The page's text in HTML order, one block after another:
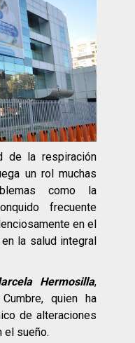
de la respiración
un rol muchas
como la
frecuente
en el
la salud integral
Hermosilla,
quien ha
de alteraciones
el sueño.